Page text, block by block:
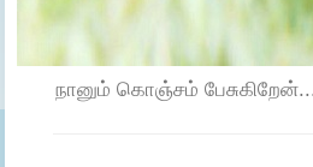
நானும் கொஞ்சம்